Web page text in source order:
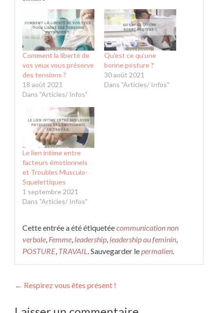
Comment la liberté de
vos yeux vous préserve
des tensions ?
18 août 2021
Dans "Articles/ Infos"
Qu’est ce qu’une
bonne posture ?
30 août 2021
Dans "Articles/ Infos"
Le lien intime entre
facteurs émotionnels
et Troubles Musculo-
Squelettiques
1 septembre 2021
Dans "Articles/ Infos"
Cette entrée a été étiquetéecommunication non
verbale, Femme, leadership, leadership au feminin,
POSTURE, TRAVAIL. Sauvegarder lepermalien.
Navigation
de
← Respirez vous êtes présent !